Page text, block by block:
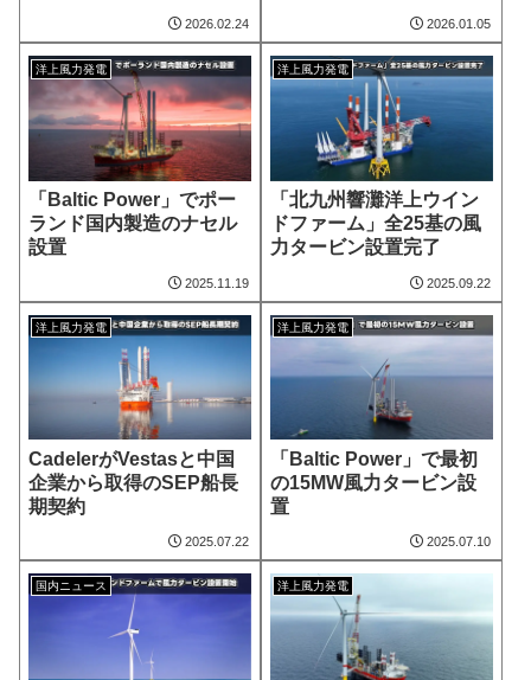
2026.02.24 2026.01.05
洋上風力発電
「Baltic Power」でポー
ランド国内製造のナセル
設置
2025.11.19
洋上風力発電
「北九州響灘洋上ウイン
ドファーム」全25基の風
力タービン設置完了
2025.09.22
洋上風力発電
CadelerがVestasと中国
企業から取得のSEP船長
期契約
2025.07.22
洋上風力発電
「Baltic Power」で最初
の15MW風力タービン設
置
2025.07.10
国内ニュース 洋上風力発電